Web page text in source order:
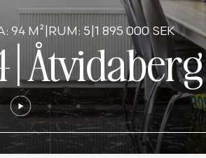
94 M² RUM: 5 1 895 000 SEK
|Åtvidaberg